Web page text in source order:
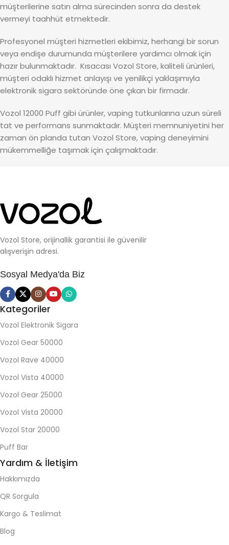
müşterilerine satın alma sürecinden sonra da destek
vermeyi taahhüt etmektedir.
Profesyonel müşteri hizmetleri ekibimiz, herhangi bir sorun
veya endişe durumunda müşterilere yardımcı olmak için
hazır bulunmaktadır. Kısacası Vozol Store, kaliteli ürünleri,
müşteri odaklı hizmet anlayışı ve yenilikçi yaklaşımıyla
elektronik sigara sektöründe öne çıkan bir firmadır.
Vozol 12000 Puff gibi ürünler, vaping tutkunlarına uzun süreli
tat ve performans sunmaktadır. Müşteri memnuniyetini her
zaman ön planda tutan Vozol Store, vaping deneyimini
mükemmelliğe taşımak için çalışmaktadır.
Vozol Store, orijinallik garantisi ile güvenilir
alışverişin adresi.
Sosyal Medya'da Biz
Kategoriler
Vozol Elektronik Sigara
Vozol Gear 50000
Vozol Rave 40000
Vozol Vista 40000
Vozol Gear 25000
Vozol Vista 20000
Vozol Star 20000
Puff Bar
Yardım & İletişim
Hakkımızda
QR Sorgula
Kargo & Teslimat
Blog